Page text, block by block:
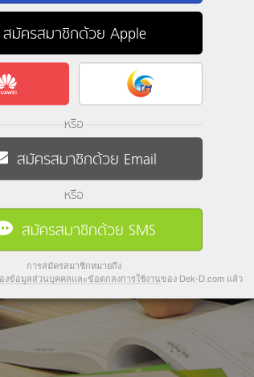
สมัครสมาชิกด้วย Apple
หรือ
สมัครสมาชิกด้วย Email
หรือ
สมัครสมาชิกด้วย SMS
การสมัครสมาชิกหมายถึง
งข้อมูลส่วนบุคคลและข้อตกลงการใช้งานของ Dek-D.com แล้ว